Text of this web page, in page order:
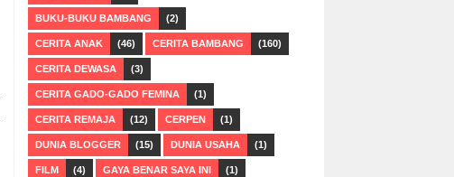
BUKU-BUKU BAMBANG (2)
CERITA ANAK (46) CERITA BAMBANG (160)
CERITA DEWASA (3)
CERITA GADO-GADO FEMINA (1)
CERITA REMAJA (12) CERPEN (1)
DUNIA BLOGGER (15) DUNIA USAHA (1)
FILM (4) GAYA BENAR SAYA INI (1)